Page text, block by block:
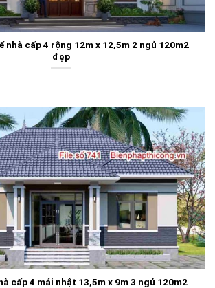
nhà cấp 4 rộng 12m x 12,5m 2 ngủ 120m2
đẹp
cấp 4 mái nhật 13,5m x 9m 3 ngủ 120m2